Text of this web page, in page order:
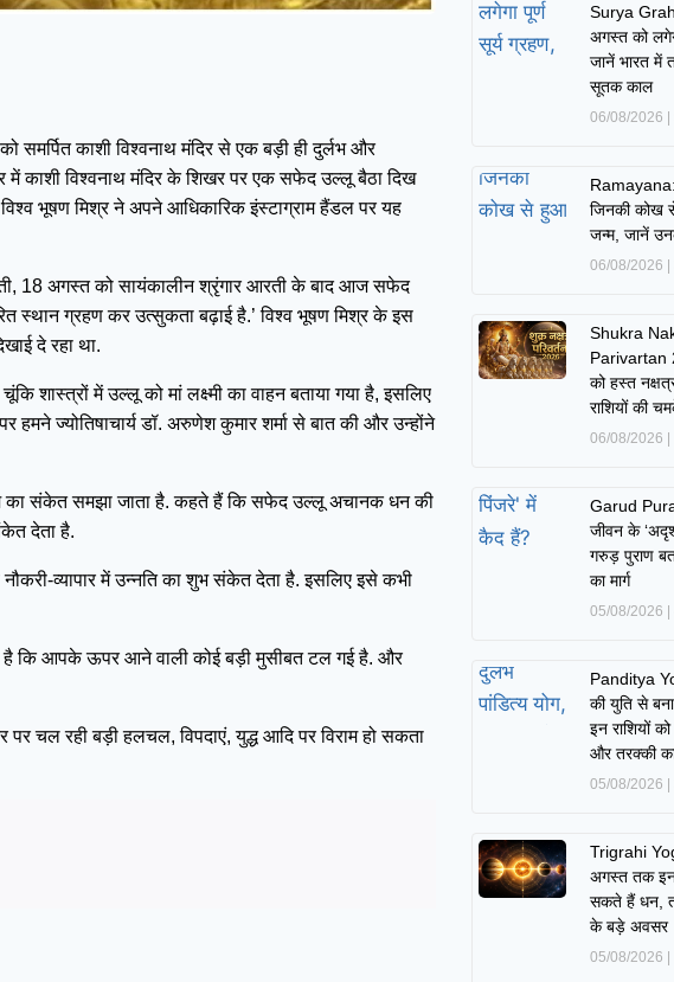
समर्पित काशी विश्वनाथ मंदिर से एक बड़ी ही दुर्लभ और
काशी विश्वनाथ मंदिर के शिखर पर एक सफेद उल्लू बैठा दिख
भूषण मिश्र ने अपने आधिकारिक इंस्टाग्राम हैंडल पर यह
18 अगस्त को सायंकालीन श्रृंगार आरती के बाद आज सफेद
स्थान ग्रहण कर उत्सुकता बढ़ाई है.’ विश्व भूषण मिश्र के इस
दे रहा था.
शास्त्रों में उल्लू को मां लक्ष्मी का वाहन बताया गया है, इसलिए
ज्योतिषाचार्य डॉ. अरुणेश कुमार शर्मा से बात की और उन्होंने
का संकेत समझा जाता है. कहते हैं कि सफेद उल्लू अचानक धन की
देता है.
व्यापार में उन्नति का शुभ संकेत देता है. इसलिए इसे कभी
कि आपके ऊपर आने वाली कोई बड़ी मुसीबत टल गई है. और
चल रही बड़ी हलचल, विपदाएं, युद्ध आदि पर विराम हो सकता
Surya
अगस्त को
जानें भारत में
सूतक काल
06/08/2026
जिनकी कोख
जन्म, जानें
06/08/2026
Shukra
Parivartan
को हस्त
राशियों की
06/08/2026
Garud
जीवन के
गरुड़ पुराण
का मार्ग
05/08/2026
Panditya
की युति से बना
इन राशियों
और तरक्की
05/08/2026
Trigrahi
अगस्त तक इन
सकते हैं धन,
के बड़े अवसर
05/08/2026